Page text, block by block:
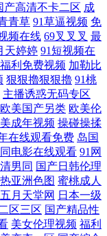
产高清不卡二区 成
青草 91草逼视频 免
频在线 69叉叉叉 最
天婷婷 91短视频在
利免费视频 加勒比
狠狠擼狠狠擼 91桃
主播诱惑无码专区
美国产另类 欧美伦
成年视频 操碰操揉
在线观看免费 岛国
电影在线观看 91网
男同 国产日韩伦理
亚洲色图 蜜桃成人
五月天堂网 日本一级
区三区 国产精品性
美女伦理视频 福利